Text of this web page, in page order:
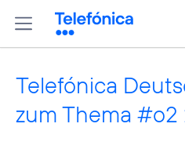
Telefónica
zum Thema #o2